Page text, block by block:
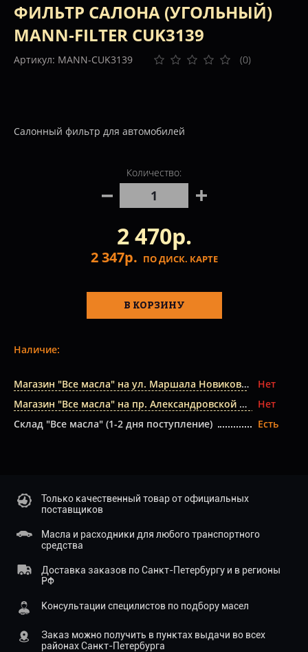
ФИЛЬТР САЛОНА (УГОЛЬНЫЙ)
MANN-FILTER CUK3139
Артикул: MANN-CUK3139 (0)
Салонный фильтр для автомобилей
Количество:
2 470р.
2 347р. ПО ДИСК. КАРТЕ
В КОРЗИНУ
Наличие:
Магазин "Все масла" на ул. Маршала Новикова
Нет
Магазин "Все масла" на пр. Александровской Фермы
Нет
Склад "Все масла" (1-2 дня поступление)
Есть
Только качественный товар от официальных
поставщиков
Масла и расходники для любого транспортного
средства
Доставка заказов по Санкт-Петербургу и в регионы
РФ
Консультации специлистов по подбору масел
Заказ можно получить в пунктах выдачи во всех
районах Санкт-Петербурга